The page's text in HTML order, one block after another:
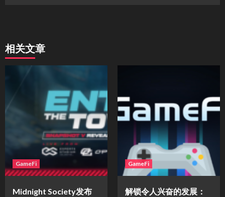
相关文章
GameFi
Midnight Society发布
GameFi
解锁令人兴奋的发展：